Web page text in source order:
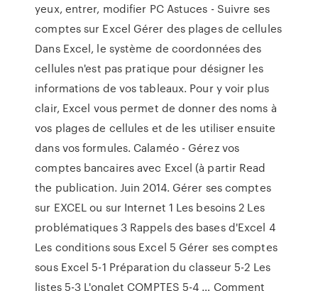
yeux, entrer, modifier PC Astuces - Suivre ses
comptes sur Excel Gérer des plages de cellules
Dans Excel, le système de coordonnées des
cellules n'est pas pratique pour désigner les
informations de vos tableaux. Pour y voir plus
clair, Excel vous permet de donner des noms à
vos plages de cellules et de les utiliser ensuite
dans vos formules. Calaméo - Gérez vos
comptes bancaires avec Excel (à partir Read
the publication. Juin 2014. Gérer ses comptes
sur EXCEL ou sur Internet 1 Les besoins 2 Les
problématiques 3 Rappels des bases d'Excel 4
Les conditions sous Excel 5 Gérer ses comptes
sous Excel 5-1 Préparation du classeur 5-2 Les
listes 5-3 L'onglet COMPTES 5-4 … Comment